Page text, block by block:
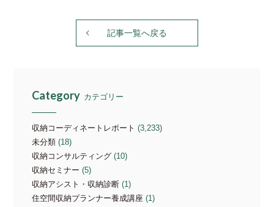
記事一覧へ戻る
Category カテゴリー
収納コーディネートレポート (3,233)
未分類 (18)
収納コンサルティング (10)
収納セミナー (5)
収納アシスト・収納診断 (1)
住空間収納プランナー養成講座 (1)